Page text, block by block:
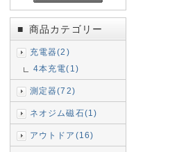
■ 商品カテゴリー
充電器(2)
4本充電(1)
測定器(72)
ネオジム磁石(1)
アウトドア(16)